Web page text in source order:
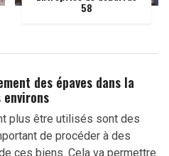
58
des épaves dans la
plus être utilisés sont des
de procéder à des
ces biens. Cela va permettre